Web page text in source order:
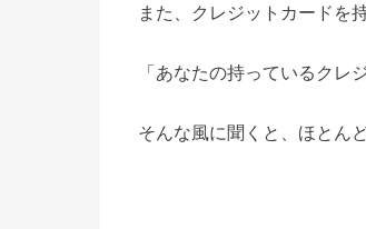
また、クレジットカードを
「あなたの持っているクレ
そんな風に聞くと、ほとん